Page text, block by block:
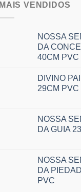
MAIS VENDIDOS
NOSSA
DA
40CM PVC
DIVINO
29CM PVC
NOSSA
DA GUIA
NOSSA
DA
PVC